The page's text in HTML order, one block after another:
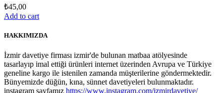
₺45,00
Add to cart
HAKKIMIZDA
İzmir davetiye firması izmir'de bulunan matbaa atölyesinde
tasarlayıp imal ettiği ürünleri internet üzerinden Avrupa ve Türkiye
geneline kargo ile istenilen zamanda müşterilerine göndermektedir.
Bünyemizde düğün, kına, sünnet davetiyeleri bulunmaktadır.
instagram sayfamız https://www.instagram.com/izmirdavetiye/